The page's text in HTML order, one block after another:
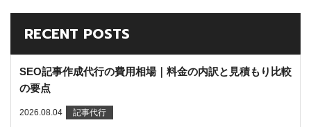
RECENT POSTS
SEO記事作成代行の費用相場｜料金の内訳と見積もり比較
の要点
2026.08.04 記事代行